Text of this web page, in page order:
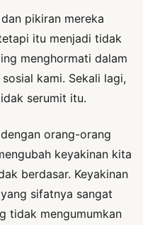
pikiran mereka
itu menjadi tidak
menghormati dalam
kami. Sekali lagi,
serumit itu.
orang-orang
keyakinan kita
berdasar. Keyakinan
sifatnya sangat
tidak mengumumkan